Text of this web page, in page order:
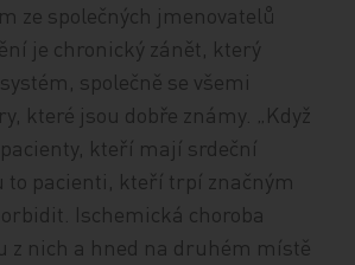
ze společných jmenovatelů
je chronický zánět, který
společně se všemi
které jsou dobře známy. „Když
kteří mají srdeční
to pacienti, kteří trpí značným
Ischemická choroba
z nich a hned na druhém místě